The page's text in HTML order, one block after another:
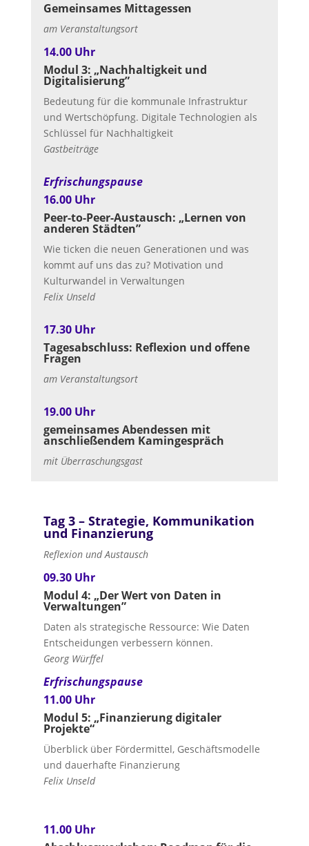
Gemeinsames Mittagessen
am Veranstaltungsort
14.00 Uhr
Modul 3: „Nachhaltigkeit und
Digitalisierung”
Bedeutung für die kommunale Infrastruktur
und Wertschöpfung. Digitale Technologien als
Schlüssel für Nachhaltigkeit
Gastbeiträge
Erfrischungspause
16.00 Uhr
Peer-to-Peer-Austausch: „Lernen von
anderen Städten”
Wie ticken die neuen Generationen und was
kommt auf uns das zu? Motivation und
Kulturwandel in Verwaltungen
Felix Unseld
17.30 Uhr
Tagesabschluss: Reflexion und offene
Fragen
am Veranstaltungsort
19.00 Uhr
gemeinsames Abendessen mit
anschließendem Kamingespräch
mit Überraschungsgast
Tag 3 – Strategie, Kommunikation
und Finanzierung
Reflexion und Austausch
09.30 Uhr
Modul 4: „Der Wert von Daten in
Verwaltungen”
Daten als strategische Ressource: Wie Daten
Entscheidungen verbessern können.
Georg Würffel
Erfrischungspause
11.00 Uhr
Modul 5: „Finanzierung digitaler
Projekte“
Überblick über Fördermittel, Geschäftsmodelle
und dauerhafte Finanzierung
Felix Unseld
11.00 Uhr